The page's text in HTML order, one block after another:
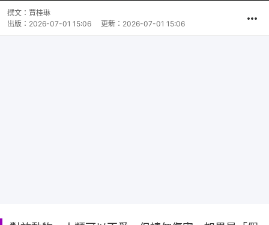
撰文： 賈桂琳
出版： 2026-07-01 15:06 更新： 2026-07-01 15:06